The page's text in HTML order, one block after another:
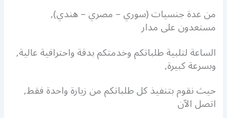
من عدة جنسيات (سوري – مصري – هندي),
مستعدون على مدار
الساعة لتلبية طلباتكم وخدمتكم بدقة واحترافية عالية,
وبسرعة كبيرة,
حيث نقوم بتنفيذ كل طلباتكم من زيارة واحدة فقط,
اتصل الآن